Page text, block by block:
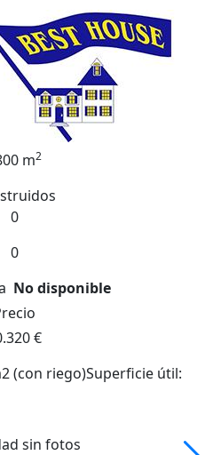
m2
0
0
No disponible
€
(con riego)Superficie útil:
sin fotos